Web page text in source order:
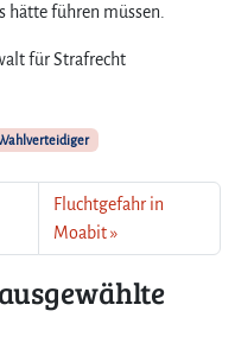
hätte führen müssen.
für Strafrecht
Fluchtgefahr in
Moabit